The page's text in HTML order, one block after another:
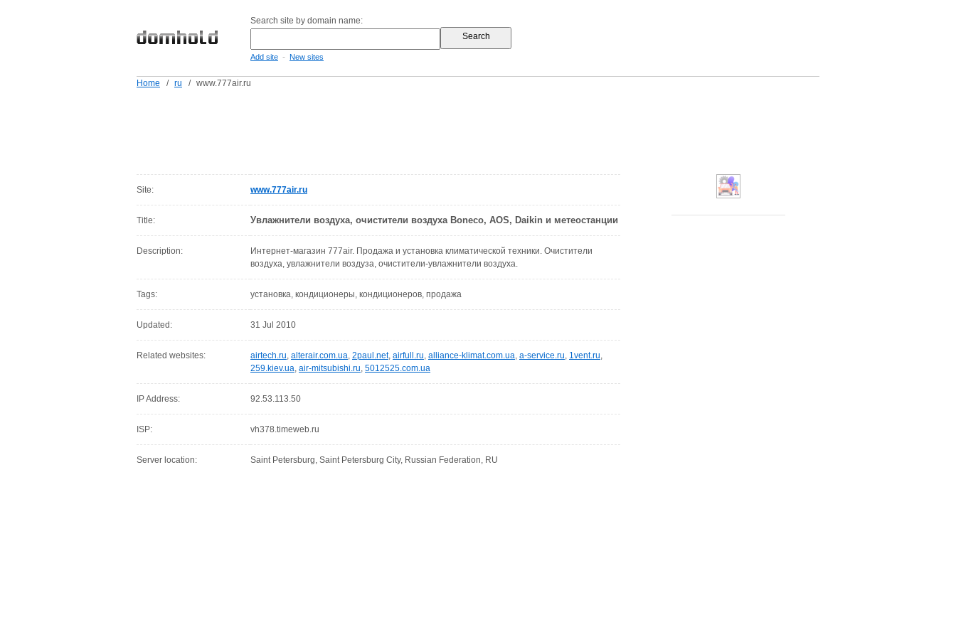
Search site by domain name:
Add site - New sites
Home / ru / www.777air.ru
Site: www.777air.ru
Title: Увлажнители воздуха, очистители воздуха Boneco, AOS, Daikin и метеостанции
Description:
Интернет-магазин 777air. Продажа и установка климатической техники. Очистители
воздуха, увлажнители воздуза, очистители-увлажнители воздуха.
Tags: установка, кондиционеры, кондиционеров, продажа
Updated: 31 Jul 2010
Related websites: airtech.ru, alterair.com.ua, 2paul.net, airfull.ru, alliance-klimat.com.ua, a-service.ru, 1vent.ru,
259.kiev.ua, air-mitsubishi.ru, 5012525.com.ua
IP Address: 92.53.113.50
ISP: vh378.timeweb.ru
Server location: Saint Petersburg, Saint Petersburg City, Russian Federation, RU